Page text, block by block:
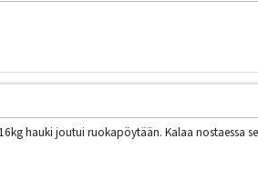
hauki joutui ruokapöytään. Kalaa nostaessa